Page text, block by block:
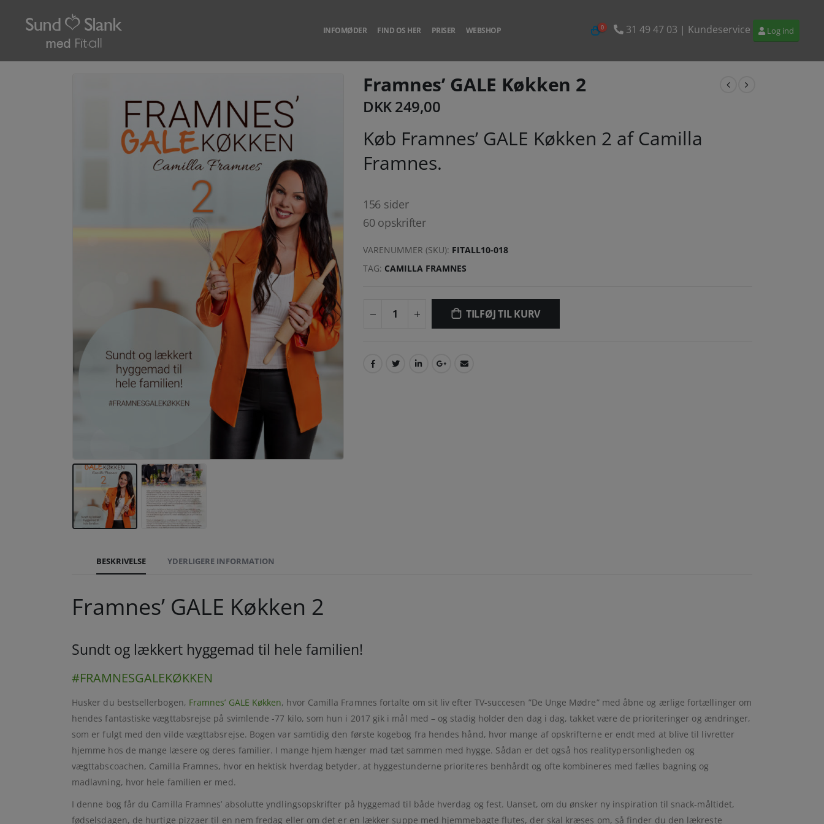
INFOMØDER FIND OS HER PRISER WEBSHOP 0 31 49 47 03 | Kundeservice Log ind
Framnes’ GALE Køkken 2
DKK249,00
Køb Framnes’ GALE Køkken 2 af Camilla
Framnes.
156 sider
60 opskrifter
VARENUMMER (SKU): FITALL10-018
TAG: CAMILLA FRAMNES
TILFØJ TIL KURV
BESKRIVELSE YDERLIGERE INFORMATION
Framnes’ GALE Køkken 2
Sundt og lækkert hyggemad til hele familien!
#FRAMNESGALEKØKKEN
Husker du bestsellerbogen, Framnes’ GALE Køkken, hvor Camilla Framnes fortalte om sit liv efter TV-succesen ”De Unge Mødre” med åbne og ærlige fortællinger om
hendes fantastiske vægttabsrejse på svimlende -77 kilo, som hun i 2017 gik i mål med – og stadig holder den dag i dag, takket være de prioriteringer og ændringer,
som er fulgt med den vilde vægttabsrejse. Bogen var samtidig den første kogebog fra hendes hånd, hvor mange af opskrifterne er endt med at blive til livretter
hjemme hos de mange læsere og deres familier. I mange hjem hænger mad tæt sammen med hygge. Sådan er det også hos realitypersonligheden og
vægttabscoachen, Camilla Framnes, hvor en hektisk hverdag betyder, at hyggestunderne prioriteres benhårdt og ofte kombineres med fælles bagning og
madlavning, hvor hele familien er med.
I denne bog får du Camilla Framnes’ absolutte yndlingsopskrifter på hyggemad til både hverdag og fest. Uanset, om du ønsker ny inspiration til snack-måltidet,
fødselsdagen, de hurtige pizzaer til en nem fredag eller om det er en lækker suppe med hjemmebagte flutes, der skal kræses om, så finder du den lækreste